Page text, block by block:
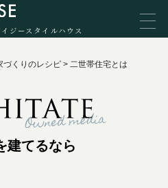
ジースタイルハウス
づくりのレシピ >二世帯住宅とは
建てるなら